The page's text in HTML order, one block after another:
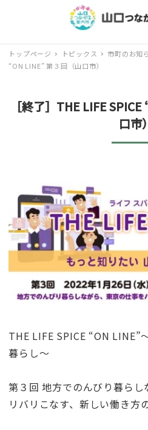
トップページ トピックス 市町のお知
“ON LINE” 第３回（山口市）
［終了］THE LIFE
口市）
THE LIFE SPICE “ON LINE”
暮らし〜
第３回 地方でのんびり暮ら
リバリこなす、新しい働き方